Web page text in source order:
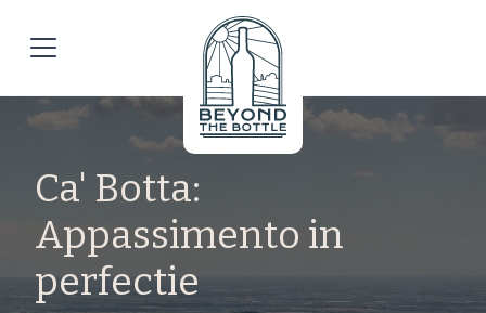
Ca' Botta:
Appassimento in
perfectie